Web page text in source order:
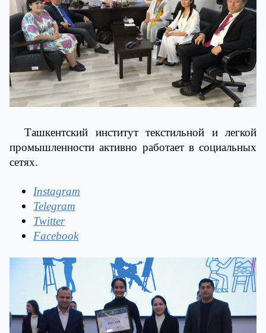
Ташкентский институт текстильной и легкой
промышленности активно работает в социальных
сетях.
Instagram
Telegram
Twitter
Facebook